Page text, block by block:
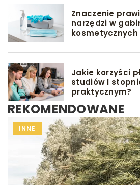
Znaczenie
narzędzi w
Jakie korzyści
studiów I
praktycznym?
REKOMENDOWANE
DIETA DLA MAMY
INNE
GRY I ZABAWY